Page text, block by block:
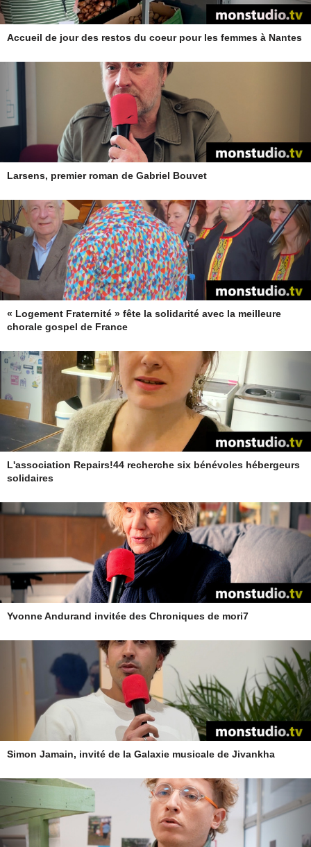
Accueil de jour des restos du coeur pour les femmes à Nantes
Larsens, premier roman de Gabriel Bouvet
« Logement Fraternité » fête la solidarité avec la meilleure
chorale gospel de France
L'association Repairs!44 recherche six bénévoles hébergeurs
solidaires
Yvonne Andurand invitée des Chroniques de mori7
Simon Jamain, invité de la Galaxie musicale de Jivankha